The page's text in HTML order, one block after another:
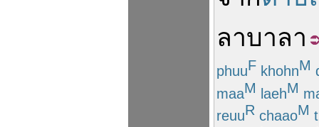
ลาบาลา
phuuF khohnM
maaM laehM
reuuR chaaoM